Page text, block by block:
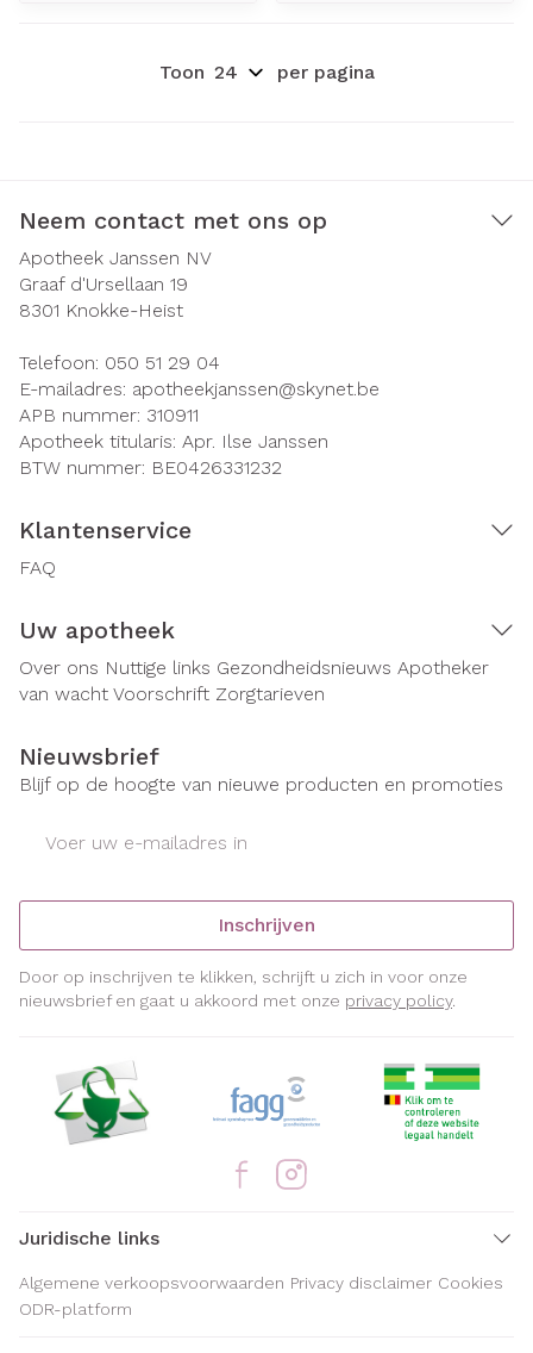
Toon per pagina
Neem contact met ons op
Apotheek Janssen NV
Graaf d'Ursellaan 19
8301 Knokke-Heist
Telefoon: 050 51 29 04
E-mailadres: apotheekjanssen@skynet.be
APB nummer: 310911
Apotheek titularis: Apr. Ilse Janssen
BTW nummer: BE0426331232
Klantenservice
FAQ
Uw apotheek
Over ons Nuttige links Gezondheidsnieuws Apotheker
van wacht Voorschrift Zorgtarieven
Nieuwsbrief
Blijf op de hoogte van nieuwe producten en promoties
Inschrijven
Door op inschrijven te klikken, schrijft u zich in voor onze
nieuwsbrief en gaat u akkoord met onze privacy policy.
Juridische links
Algemene verkoopsvoorwaarden Privacy disclaimer Cookies
ODR-platform